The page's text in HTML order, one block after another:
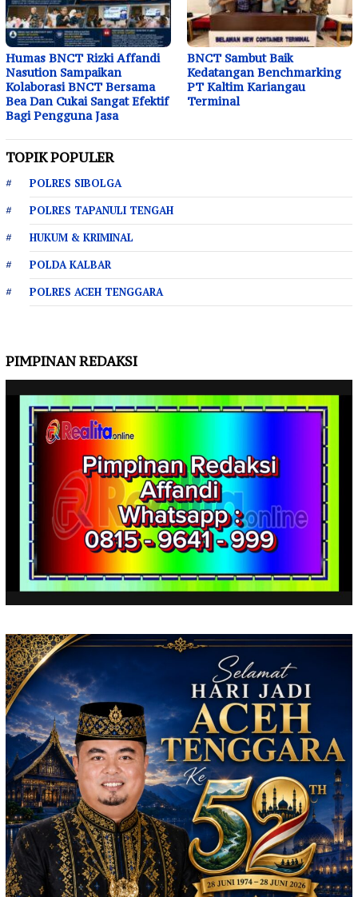
Humas BNCT Rizki Affandi
Nasution Sampaikan
Kolaborasi BNCT Bersama
Bea Dan Cukai Sangat Efektif
Bagi Pengguna Jasa
BNCT Sambut Baik
Kedatangan Benchmarking
PT Kaltim Kariangau
Terminal
TOPIK POPULER
POLRES SIBOLGA
POLRES TAPANULI TENGAH
HUKUM & KRIMINAL
POLDA KALBAR
POLRES ACEH TENGGARA
PIMPINAN REDAKSI